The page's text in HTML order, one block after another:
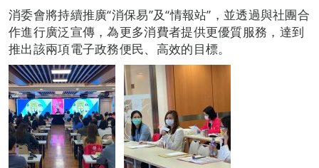
消委會將持續推廣“消保易”及“情報站”，並透過與社團合
作進行廣泛宣傳，為更多消費者提供更優質服務，達到
推出該兩項電子政務便民、高效的目標。